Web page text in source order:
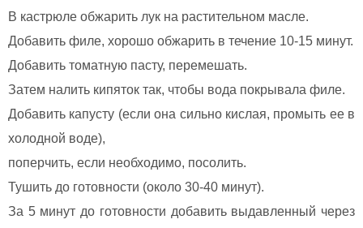
В кастрюле обжарить лук на растительном масле.
Добавить филе, хорошо обжарить в течение 10-15 минут.
Добавить томатную пасту, перемешать.
Затем налить кипяток так, чтобы вода покрывала филе.
Добавить капусту (если она сильно кислая, промыть ее в
холодной воде),
поперчить, если необходимо, посолить.
Тушить до готовности (около 30-40 минут).
За 5 минут до готовности добавить выдавленный через